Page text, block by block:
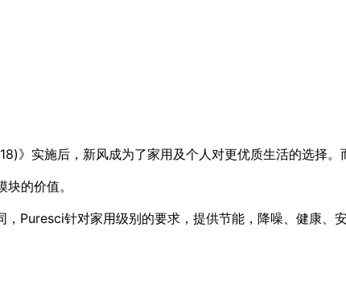
》实施后，新风成为了家用及个人对更优质生活的选择。
的价值。
，Puresci针对家用级别的要求，提供节能，降噪、健康、